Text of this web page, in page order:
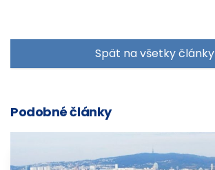
Spät na všetky články
Podobné články